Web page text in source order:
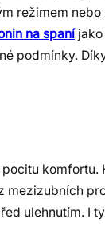
režimem
na spaníjako
podmínky.
komfortu.
mezizubních
ulehnutím. I